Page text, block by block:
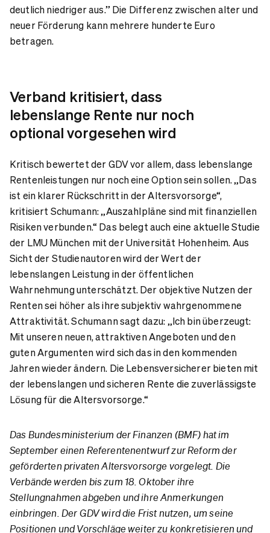
deutlich niedriger aus.” Die Differenz zwischen alter und
neuer Förderung kann mehrere hunderte Euro
betragen.
Verband kritisiert, dass
lebenslange Rente nur noch
optional vorgesehen wird
Kritisch bewertet der GDV vor allem, dass lebenslange
Rentenleistungen nur noch eine Option sein sollen. „Das
ist ein klarer Rückschritt in der Altersvorsorge“,
kritisiert Schumann: „Auszahlpläne sind mit finanziellen
Risiken verbunden.“ Das belegt auch eine aktuelle Studie
der LMU München mit der Universität Hohenheim. Aus
Sicht der Studienautoren wird der Wert der
lebenslangen Leistung in der öffentlichen
Wahrnehmung unterschätzt. Der objektive Nutzen der
Renten sei höher als ihre subjektiv wahrgenommene
Attraktivität. Schumann sagt dazu: „Ich bin überzeugt:
Mit unseren neuen, attraktiven Angeboten und den
guten Argumenten wird sich das in den kommenden
Jahren wieder ändern. Die Lebensversicherer bieten mit
der lebenslangen und sicheren Rente die zuverlässigste
Lösung für die Altersvorsorge.“
Das Bundesministerium der Finanzen (BMF) hat im
September einen Referentenentwurf zur Reform der
geförderten privaten Altersvorsorge vorgelegt. Die
Verbände werden bis zum 18. Oktober ihre
Stellungnahmen abgeben und ihre Anmerkungen
einbringen. Der GDV wird die Frist nutzen, um seine
Positionen und Vorschläge weiter zu konkretisieren und